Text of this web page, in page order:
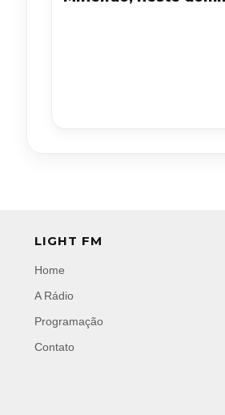
LIGHT FM
Home
A Rádio
Programação
Contato